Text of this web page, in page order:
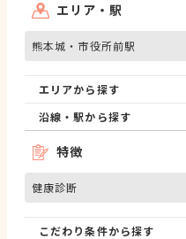
エリア・駅
熊本城・市役所前駅
エリアから探す
沿線・駅から探す
特徴
健康診断
こだわり条件から探す